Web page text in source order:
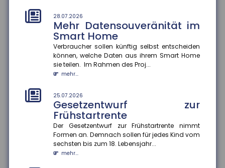
28.07.2026
Mehr Datensouveränität im
Smart Home
Verbraucher sollen künftig selbst entscheiden
können, welche Daten aus ihrem Smart Home
sie teilen. Im Rahmen des Proj...
mehr...
25.07.2026
Gesetzentwurf zur
Frühstartrente
Der Gesetzentwurf zur Frühstartrente nimmt
Formen an. Demnach sollen für jedes Kind vom
sechsten bis zum 18. Lebensjahr...
mehr...
mehr...
25.07.2026
Prioritäten beim
Versicherungsschutz setzen
und regelmäßig prüfen
Ein Privathaushalt gibt im Schnitt 1.788 Euro pro Jahr
private Pflege- o...
mehr...
25.07.2026
Konjunkturerwartungen steigen
stark an
Im Juli stieg der ZEW-Index um 15,8 Punkte an und